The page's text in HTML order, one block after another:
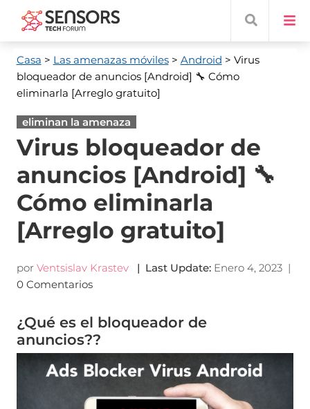
Casa > Las amenazas móviles> Android > Virus
bloqueador de anuncios [Android] 🔧 Cómo
eliminarla [Arreglo gratuito]
eliminan la amenaza
Virus bloqueador de
anuncios [Android] 🔧
Cómo eliminarla
[Arreglo gratuito]
por Ventsislav Krastev | Last Update: Enero 4, 2023|
0 Comentarios
¿Qué es el bloqueador de
anuncios??